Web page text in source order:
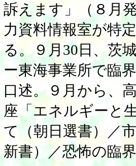
訴えます」（８月
力資料情報室が特
る。９月30日、茨
ー東海事業所で臨
口述。９月から、
座「エネルギーと
て（朝日選書）／
新書）／恐怖の臨